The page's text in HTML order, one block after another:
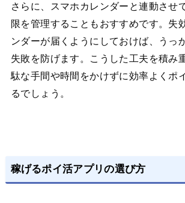
さらに、スマホカレンダーと連動させ
限を管理することもおすすめです。失
ンダーが届くようにしておけば、うっ
失敗を防げます。こうした工夫を積み
駄な手間や時間をかけずに効率よくポ
るでしょう。
稼げるポイ活アプリの選び方